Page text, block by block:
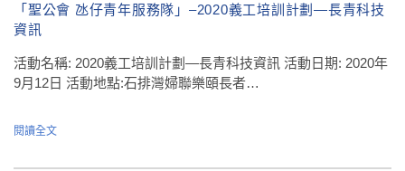
「聖公會 氹仔青年服務隊」–2020義工培訓計劃—長青科技
資訊
活動名稱: 2020義工培訓計劃—長青科技資訊 活動日期: 2020年
9月12日 活動地點:石排灣婦聯樂頤長者…
閱讀全文